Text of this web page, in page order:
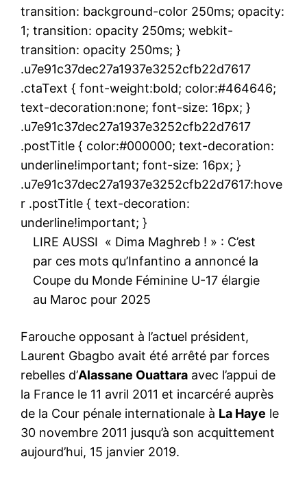
transition: background-color 250ms; opacity:
1; transition: opacity 250ms; webkit-
transition: opacity 250ms; }
.u7e91c37dec27a1937e3252cfb22d7617
.ctaText { font-weight:bold; color:#464646;
text-decoration:none; font-size: 16px; }
.u7e91c37dec27a1937e3252cfb22d7617
.postTitle { color:#000000; text-decoration:
underline!important; font-size: 16px; }
.u7e91c37dec27a1937e3252cfb22d7617:hove
r .postTitle { text-decoration:
underline!important; }
LIRE AUSSI « Dima Maghreb ! » : C’est
par ces mots qu’Infantino a annoncé la
Coupe du Monde Féminine U-17 élargie
au Maroc pour 2025
Farouche opposant à l’actuel président,
Laurent Gbagbo avait été arrêté par forces
rebelles d’Alassane Ouattara avec l’appui de
la France le 11 avril 2011 et incarcéré auprès
de la Cour pénale internationale à La Haye le
30 novembre 2011 jusqu’à son acquittement
aujourd’hui, 15 janvier 2019.